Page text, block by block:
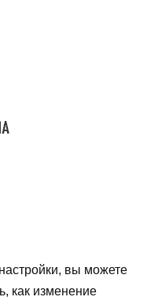
вы можете
как изменение